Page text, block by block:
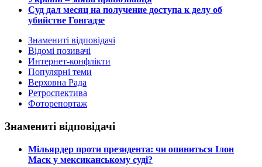
Суд дал месяц на получение доступа к делу об
убийстве Гонгадзе
Знамениті відповідачі
Відомі позивачі
Интернет-конфлікти
Популярні теми
Верховна Рада
Ретроспектива
Фоторепортаж
Знамениті відповідачі
​Мільярдер проти президента: чи опиниться Ілон
Маск у мексиканському суді?